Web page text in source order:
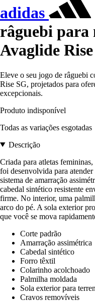
adidas
râguebi para
Avaglide
Eleve o seu jogo de râguebi
Rise SG, projetados para
excepcionais.
Produto indisponível
Todas as variações esgotadas
Descrição
Criada para atletas
foi desenvolvida para
sistema de amarração
cabedal sintético resistente
firme. No interior, uma
arco do pé. A sola exterior
que você se mova
Corte padrão
Amarração assimétrica
Cabedal sintético
Forro têxtil
Colarinho acolchoado
Palmilha moldada
Sola exterior para
Cravos removíveis